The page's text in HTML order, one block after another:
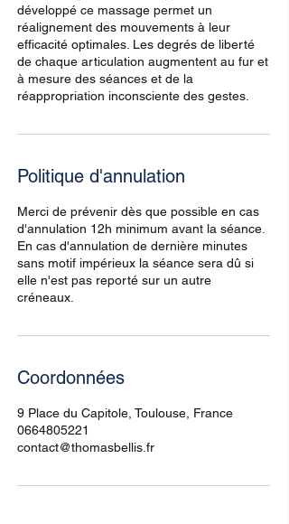
développé ce massage permet un
réalignement des mouvements à leur
efficacité optimales. Les degrés de liberté
de chaque articulation augmentent au fur et
à mesure des séances et de la
réappropriation inconsciente des gestes.
Politique d'annulation
Merci de prévenir dès que possible en cas
d'annulation 12h minimum avant la séance.
En cas d'annulation de dernière minutes
sans motif impérieux la séance sera dû si
elle n'est pas reporté sur un autre
créneaux.
Coordonnées
9 Place du Capitole, Toulouse, France
0664805221
contact@thomasbellis.fr